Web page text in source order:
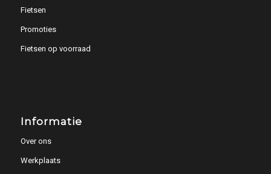
Fietsen
Promoties
Fietsen op voorraad
Informatie
Over ons
Werkplaats